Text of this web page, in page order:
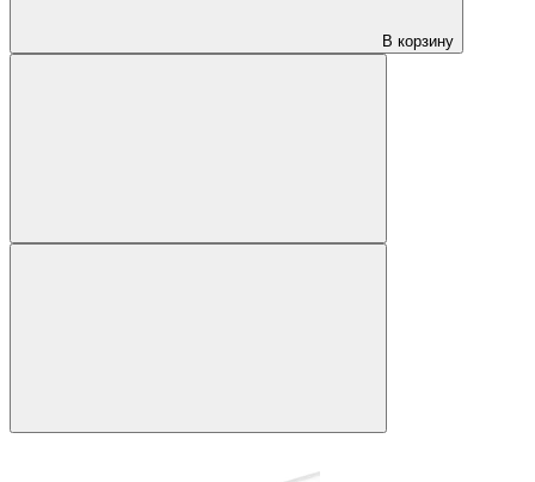
В корзину